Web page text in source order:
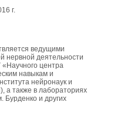
г.
ведущими
деятельности
центра
навыкам и
нейронаук и
также в лабораториях
и других